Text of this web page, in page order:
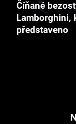
Cool Esport
Pořady
Číňané
Lamborghini,
představeno